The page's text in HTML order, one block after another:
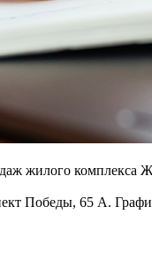
жилого комплекса
Победы, 65 А.